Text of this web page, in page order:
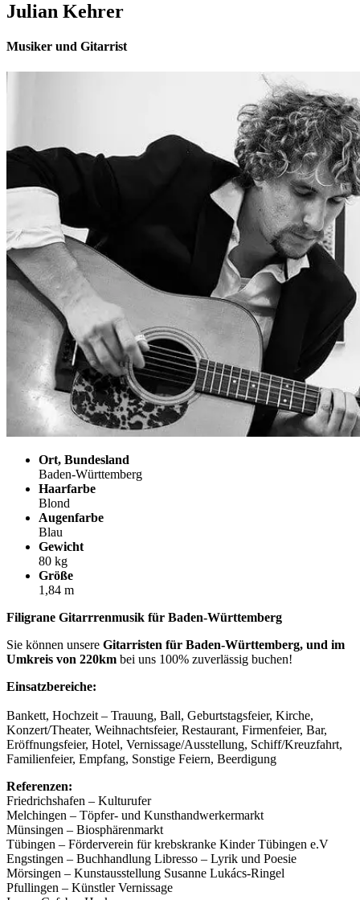
Julian Kehrer
Musiker und Gitarrist
Ort, Bundesland
Baden-Württemberg
Haarfarbe
Blond
Augenfarbe
Blau
Gewicht
80 kg
Größe
1,84 m
Filigrane Gitarrrenmusik für Baden-Württemberg
Sie können unsere Gitarristen für Baden-Württemberg, und im
Umkreis von 220km bei uns 100% zuverlässig buchen!
Einsatzbereiche:
Bankett, Hochzeit – Trauung, Ball, Geburtstagsfeier, Kirche,
Konzert/Theater, Weihnachtsfeier, Restaurant, Firmenfeier, Bar,
Eröffnungsfeier, Hotel, Vernissage/Ausstellung, Schiff/Kreuzfahrt,
Familienfeier, Empfang, Sonstige Feiern, Beerdigung
Referenzen:
Friedrichshafen – Kulturufer
Melchingen – Töpfer- und Kunsthandwerkermarkt
Münsingen – Biosphärenmarkt
Tübingen – Förderverein für krebskranke Kinder Tübingen e.V
Engstingen – Buchhandlung Libresso – Lyrik und Poesie
Mörsingen – Kunstausstellung Susanne Lukács-Ringel
Pfullingen – Künstler Vernissage